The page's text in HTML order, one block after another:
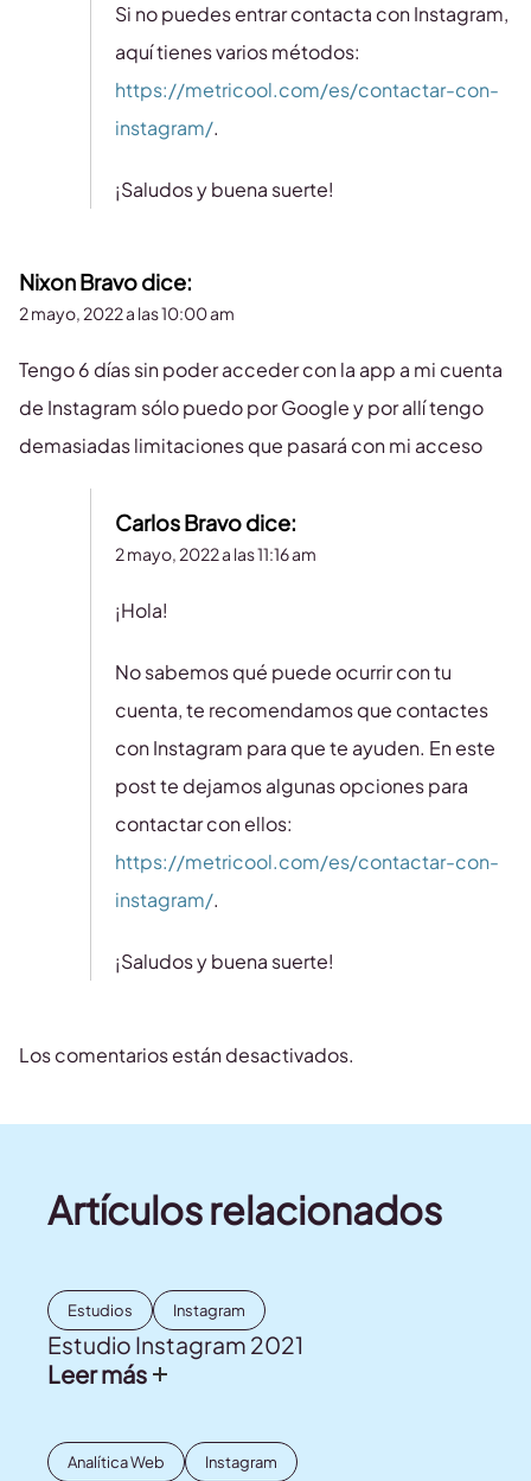
Si no puedes entrar contacta con Instagram,
aquí tienes varios métodos:
https://metricool.com/es/contactar-con-
instagram/.
¡Saludos y buena suerte!
Nixon Bravodice:
2 mayo, 2022 a las 10:00 am
Tengo 6 días sin poder acceder con la app a mi cuenta
de Instagram sólo puedo por Google y por allí tengo
demasiadas limitaciones que pasará con mi acceso
Carlos Bravodice:
2 mayo, 2022 a las 11:16 am
¡Hola!
No sabemos qué puede ocurrir con tu
cuenta, te recomendamos que contactes
con Instagram para que te ayuden. En este
post te dejamos algunas opciones para
contactar con ellos:
https://metricool.com/es/contactar-con-
instagram/.
¡Saludos y buena suerte!
Los comentarios están desactivados.
Artículos relacionados
Estudios Instagram
Estudio Instagram 2021
Leer más
Analítica Web Instagram